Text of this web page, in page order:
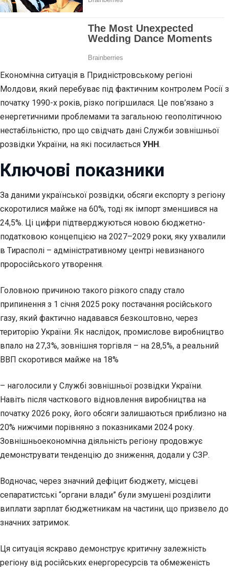
Економічна ситуація в Придністровському регіоні
Молдови, який перебуває під фактичним контролем Росії з
початку 1990-х років, різко погіршилася. Це пов’язано з
енергетичними проблемами та загальною геополітичною
нестабільністю, про що свідчать дані Служби зовнішньої
розвідки України, на які посилається УНН.
Ключові показники
За даними української розвідки, обсяги експорту з регіону
скоротилися майже на 60%, тоді як імпорт зменшився на
24,5%. Ці цифри підтверджуються новою бюджетно-
податковою концепцією на 2027–2029 роки, яку ухвалили
в Тирасполі – адміністративному центрі невизнаного
проросійського утворення.
Головною причиною такого різкого спаду стало
припинення з 1 січня 2025 року постачання російського
газу, який фактично надавався безкоштовно, через
територію України. Як наслідок, промислове виробництво
впало на 27,3%, зовнішня торгівля – на 28,5%, а реальний
ВВП скоротився майже на 18%
– наголосили у Службі зовнішньої розвідки України.
Навіть після часткового відновлення виробництва на
початку 2026 року, його обсяги залишаються приблизно на
20% нижчими порівняно з показниками 2024 року.
Зовнішньоекономічна діяльність регіону продовжує
демонструвати тенденцію до зниження, додали у СЗР.
Водночас, через значний дефіцит бюджету, місцеві
сепаратистські “органи влади” були змушені розділити
виплати зарплат бюджетникам на частини, що призвело до
значних затримок.
Ця ситуація яскраво демонструє критичну залежність
регіону від російських енергоресурсів та обмеженість